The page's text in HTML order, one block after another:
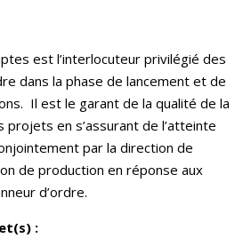
est l’interlocuteur privilégié des
dans la phase de lancement et de
Il est le garant de la qualité de la
projets en s’assurant de l’atteinte
par la direction de
de production en réponse aux
d’ordre.
: